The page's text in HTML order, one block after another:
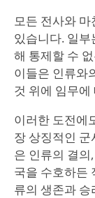
모든 전사와
있습니다. 일
해 통제할 수
이들은 인류와
것 위에 임무
이러한 도전에
장 상징적인
은 인류의 결의
국을 수호하든
류의 생존과